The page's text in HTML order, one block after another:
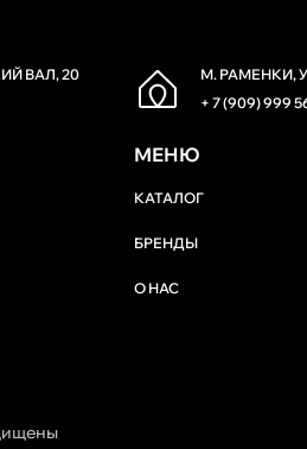
ВАЛ, 20
М. РАМЕНКИ,
+ 7 (909) 999
МЕНЮ
КАТАЛОГ
БРЕНДЫ
О НАС